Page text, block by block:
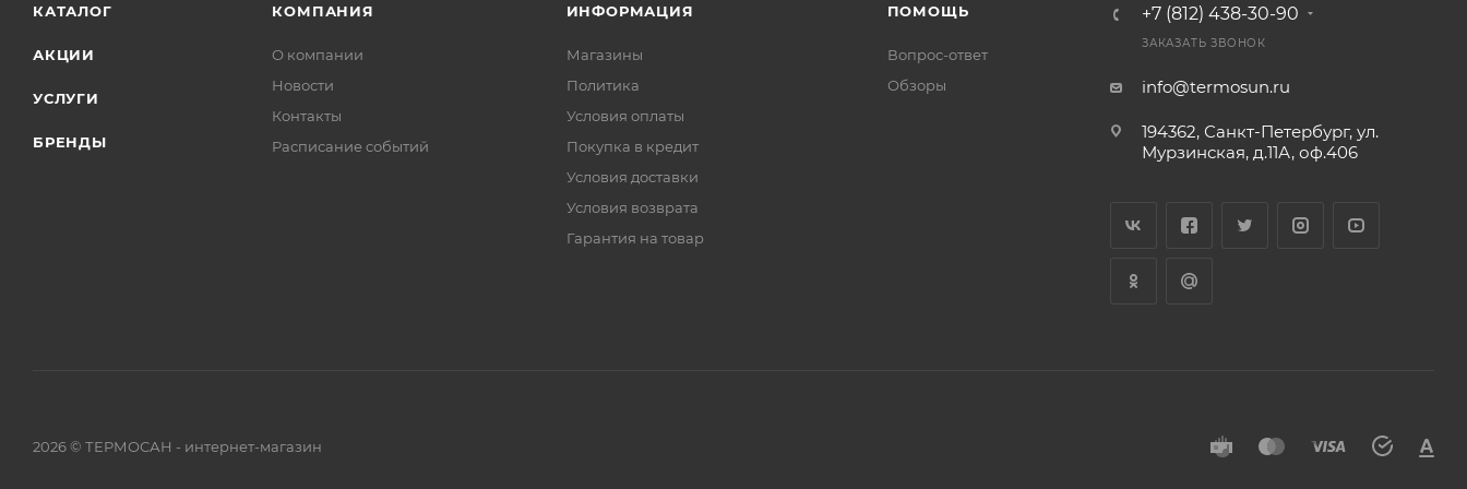
КАТАЛОГ
АКЦИИ
УСЛУГИ
БРЕНДЫ
КОМПАНИЯ
О компании
Новости
Контакты
Расписание событий
ИНФОРМАЦИЯ
Магазины
Политика
Условия оплаты
Покупка в кредит
Условия доставки
Условия возврата
Гарантия на товар
ПОМОЩЬ
Вопрос-ответ
Обзоры
+7 (812) 438-30-90
ЗАКАЗАТЬ ЗВОНОК
info@termosun.ru
194362, Санкт-Петербург, ул.
Мурзинская, д.11А, оф.406
2026 © ТЕРМОСАН - интернет-магазин